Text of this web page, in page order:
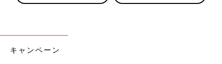
Instagram @hopechimo
キャンペーン